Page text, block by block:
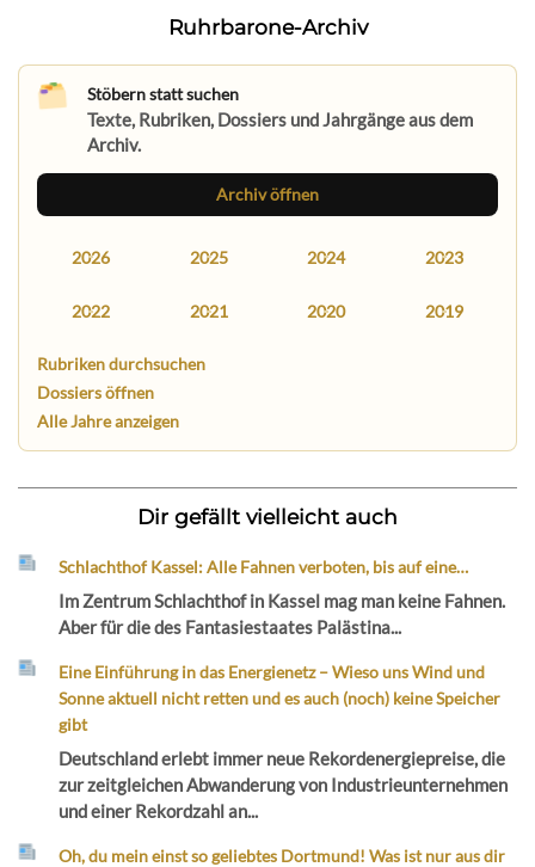
Ruhrbarone-Archiv
Stöbern statt suchen
Texte, Rubriken, Dossiers und Jahrgänge aus dem
Archiv.
Archiv öffnen
2026 2025 2024 2023
2022 2021 2020 2019
Rubriken durchsuchen
Dossiers öffnen
Alle Jahre anzeigen
Dir gefällt vielleicht auch
Schlachthof Kassel: Alle Fahnen verboten, bis auf eine…
Im Zentrum Schlachthof in Kassel mag man keine Fahnen.
Aber für die des Fantasiestaates Palästina...
Eine Einführung in das Energienetz – Wieso uns Wind und
Sonne aktuell nicht retten und es auch (noch) keine Speicher
gibt
Deutschland erlebt immer neue Rekordenergiepreise, die
zur zeitgleichen Abwanderung von Industrieunternehmen
und einer Rekordzahl an...
Oh, du mein einst so geliebtes Dortmund! Was ist nur aus dir